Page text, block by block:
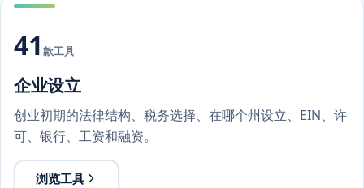
41 款工具
企业设立
创业初期的法律结构、税务选择、在哪个州设立、EIN、许
可、银行、工资和融资。
浏览工具